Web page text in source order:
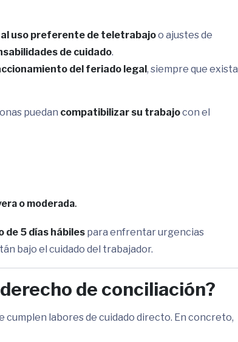
uso preferente de teletrabajoo ajustes de
de cuidado.
del feriado legal, siempre que exista
puedan compatibilizar su trabajocon el
o moderada.
de 5 días hábiles para enfrentar urgencias
bajo el cuidado del trabajador.
de conciliación?
labores de cuidado directo. En concreto,